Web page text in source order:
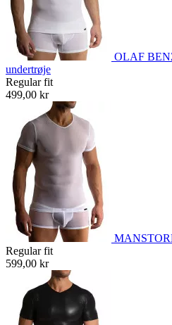
OLAF
undertrøje
Regular fit
499,00 kr
Regular fit
599,00 kr